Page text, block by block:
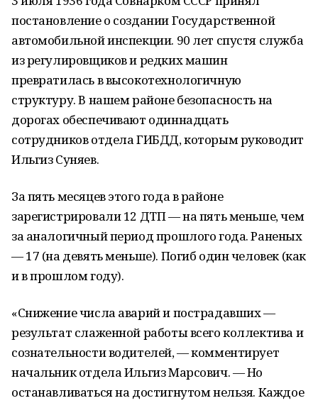
постановление о создании Государственной
автомобильной инспекции. 90 лет спустя служба
из регулировщиков и редких машин
превратилась в высокотехнологичную
структуру. В нашем районе безопасность на
дорогах обеспечивают одиннадцать
сотрудников отдела ГИБДД, которым руководит
Ильгиз Суняев.
За пять месяцев этого года в районе
зарегистрировали 12 ДТП — на пять меньше, чем
за аналогичный период прошлого года. Раненых
— 17 (на девять меньше). Погиб один человек (как
и в прошлом году).
«Снижение числа аварий и пострадавших —
результат слаженной работы всего коллектива и
сознательности водителей, — комментирует
начальник отдела Ильгиз Марсович. — Но
останавливаться на достигнутом нельзя. Каждое